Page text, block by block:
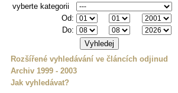
vyberte kategorii
Od:
Do:
Rozšířené vyhledávání ve článcích odjinud
Archiv 1999 - 2003
Jak vyhledávat?